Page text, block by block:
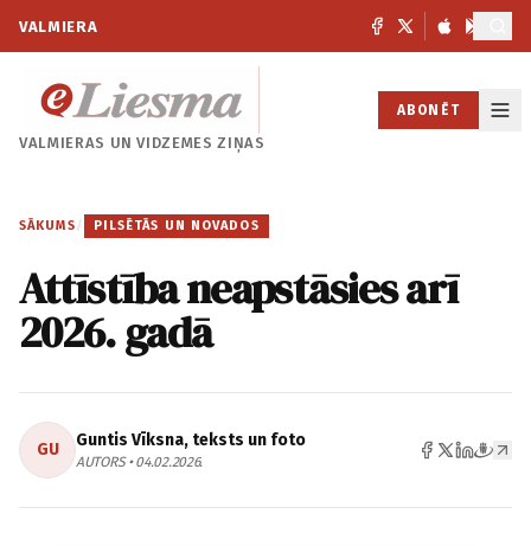
VALMIERA
VALMIERAS UNVIDZEMES ZIŅAS
ABONĒT
SĀKUMS / PILSĒTĀS UN NOVADOS
Attīstība neapstāsies arī
2026. gadā
GU Guntis Vīksna, teksts un foto
AUTORS • 04.02.2026.